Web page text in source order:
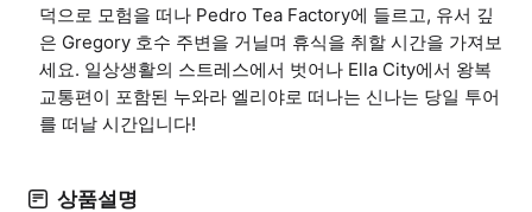
덕으로 모험을 떠나 Pedro Tea Factory에 들르고, 유서 깊
은 Gregory 호수 주변을 거닐며 휴식을 취할 시간을 가져보
세요. 일상생활의 스트레스에서 벗어나 Ella City에서 왕복
교통편이 포함된 누와라 엘리야로 떠나는 신나는 당일 투어
를 떠날 시간입니다!
상품설명